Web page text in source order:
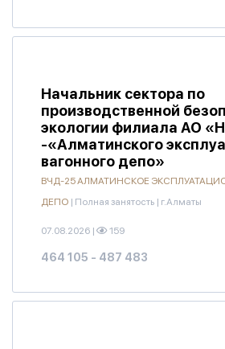
Начальник сектора по
производственной
экологии филиала АО
-«Алматинского
вагонного депо»
ВЧД-25 АЛМАТИНСКОЕ
ДЕПО | Полная занятость | г.Алматы
07.08.2026 | 159
464 105 - 487 483